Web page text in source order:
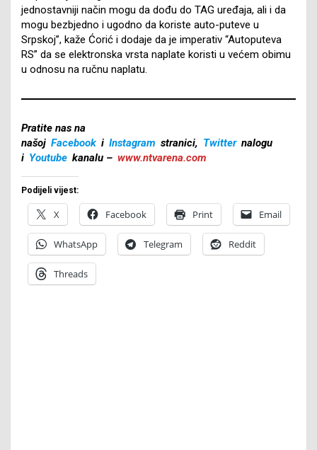
jednostavniji način mogu da dođu do TAG uređaja, ali i da
mogu bezbjedno i ugodno da koriste auto-puteve u
Srpskoj”, kaže Ćorić i dodaje da je imperativ “Autoputeva
RS” da se elektronska vrsta naplate koristi u većem obimu
u odnosu na ručnu naplatu.
Pratite nas na
našoj Facebook i Instagram stranici, Twitter nalogu
i Youtube kanalu – www.ntvarena.com
Podijeli vijest:
X Facebook Print Email
WhatsApp Telegram Reddit
Threads